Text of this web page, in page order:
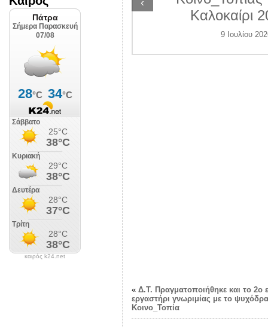
καιρός k24.net
Καλοκαίρι
9 Ιουλίου
‹
« Δ.Τ. Πραγματοποιήθηκε και το 2o
εργαστήρι γνωριμίας με το
Κοινο_Τοπία